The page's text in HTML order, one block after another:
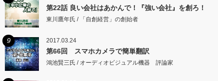
第22話 良い会社はあかんで！『強い会社』を創ろ！
東川鷹年氏 / 「自創経営」の創始者
9 2017.03.24
第66回 スマホカメラで簡単翻訳
鴻池賢三氏 / オーディオビジュアル機器 評論家